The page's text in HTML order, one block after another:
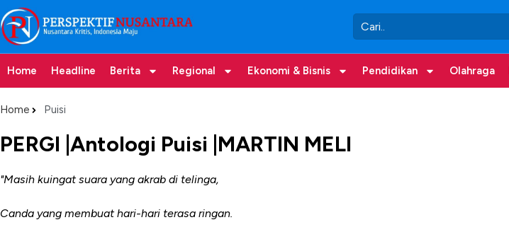
Home Headline Berita Regional Ekonomi & Bisnis Pendidikan Olahraga
Home Puisi
PERGI |Antologi Puisi |MARTIN MELI
"Masih kuingat suara yang akrab di telinga,
Canda yang membuat hari-hari terasa ringan.